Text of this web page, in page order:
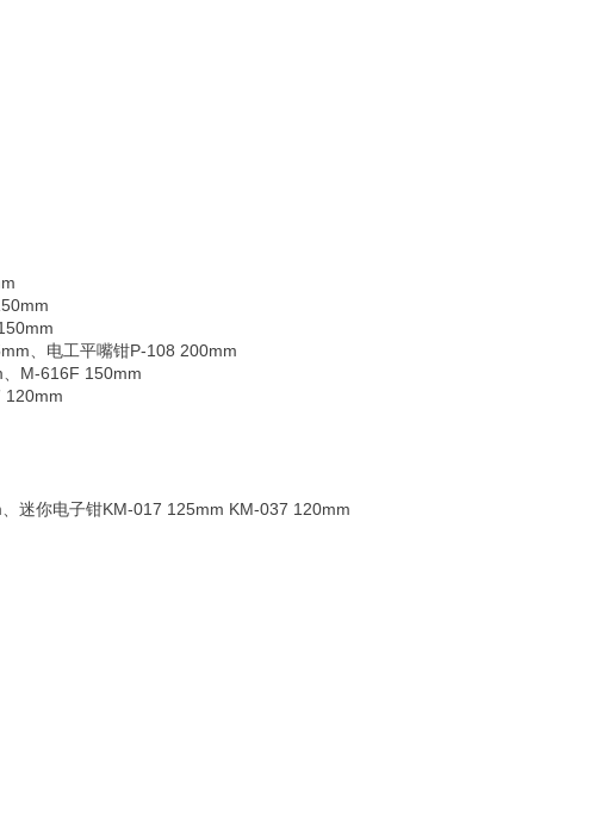
、电工平嘴钳P-108 200mm
M-616F 150mm
迷你电子钳KM-017 125mm KM-037 120mm